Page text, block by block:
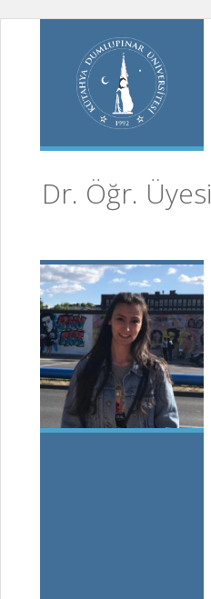
Dr. Öğr. Üyesi